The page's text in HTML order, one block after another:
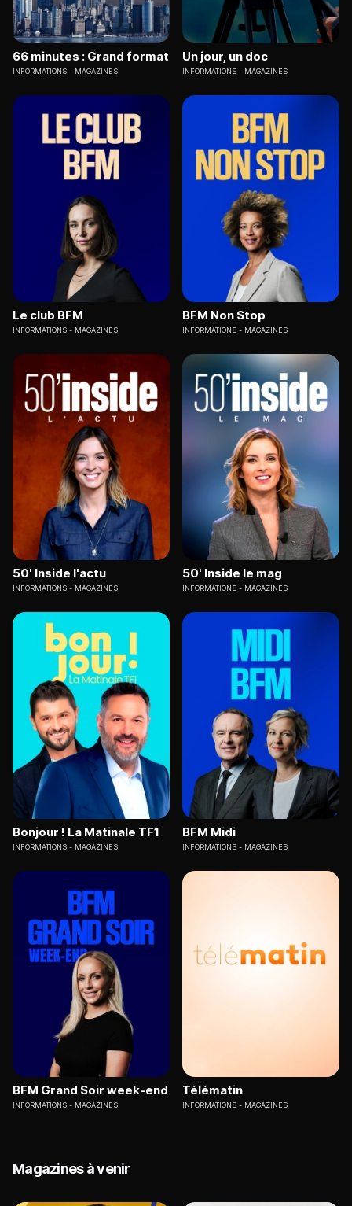
66 minutes : Grand format
INFORMATIONS MAGAZINES
Un jour, un doc
INFORMATIONS MAGAZINES
Le club BFM
INFORMATIONS MAGAZINES
BFM Non Stop
INFORMATIONS MAGAZINES
50' Inside l'actu
INFORMATIONS MAGAZINES
50' Inside le mag
INFORMATIONS MAGAZINES
Bonjour ! La Matinale TF1
INFORMATIONS MAGAZINES
BFM Midi
INFORMATIONS MAGAZINES
BFM Grand Soir week-end
INFORMATIONS MAGAZINES
Télématin
INFORMATIONS MAGAZINES
Magazines à venir